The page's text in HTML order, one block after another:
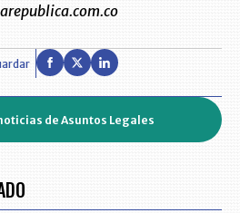
de Asuntos Legales